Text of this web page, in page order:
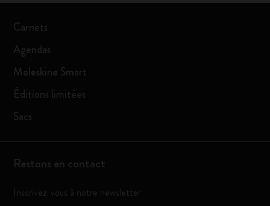
Carnets
Agendas
Moleskine Smart
Éditions limitées
Sacs
Restons en contact
Inscrivez-vous à notre newsletter